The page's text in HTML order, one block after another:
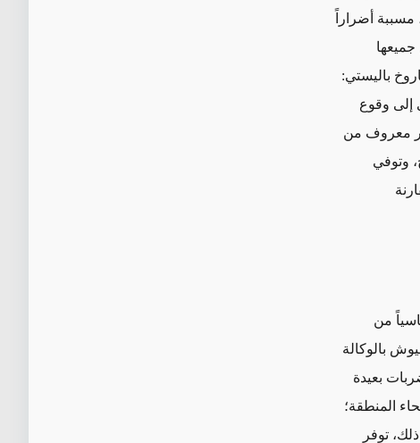
الآخر، بينما اخترق حوالي 7-9 صواريخ، مسببة أضراراً
كروز؛ لكن جميعها
إيران ما يُقدر بـ 200 صاروخ باليستي:
مما أدى إلى وقوع
معروف من
وتوفي
من
لطهران، والتي تقوم على ثلاثية ردع/قتال تتألف من: 1. جيوش بالوكالة
بعيداً عن حدود إيران؛ 2. أنظمة ضربات بعيدة
المنطقة؛